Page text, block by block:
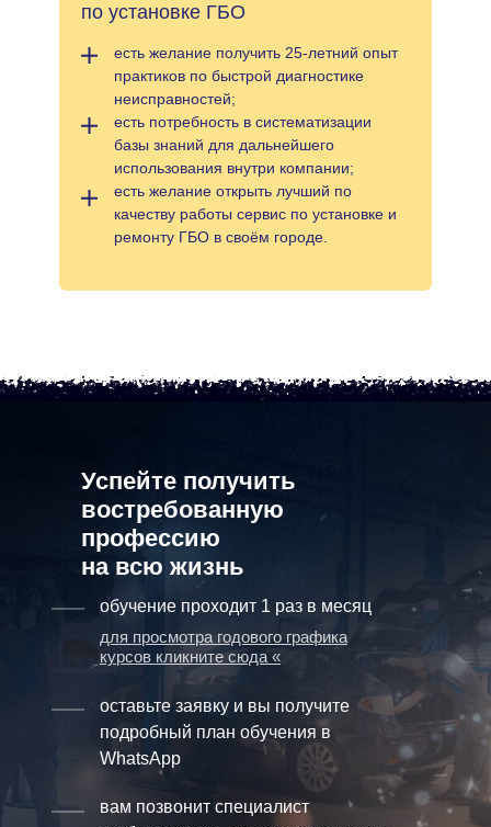
по установке ГБО
есть желание получить 25-летний опыт
практиков по быстрой диагностике
неисправностей;
есть потребность в систематизации
базы знаний для дальнейшего
использования внутри компании;
есть желание открыть лучший по
качеству работы сервис по установке и
ремонту ГБО в своём городе.
обучение проходит 1 раз в месяц
оставьте заявку и вы получите
подробный план обучения в
WhatsApp
вам позвонит специалист
Успейте получить
востребованную
профессию
на всю жизнь
для просмотра годового графика
курсов кликните сюда «